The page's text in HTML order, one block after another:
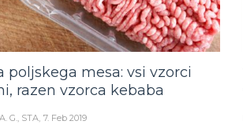
poljskega mesa: vsi vzorci
razen vzorca kebaba
A. G., STA 7. Feb 2019